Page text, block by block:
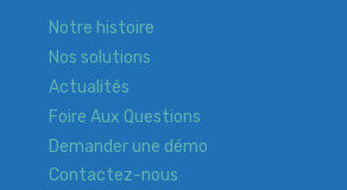
Notre histoire
Nos solutions
Actualités
Foire Aux Questions
Demander une démo
Contactez-nous